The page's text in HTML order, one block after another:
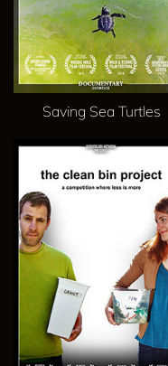
Saving Sea Turtles